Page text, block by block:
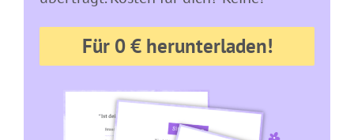
Für 0 € herunterladen!